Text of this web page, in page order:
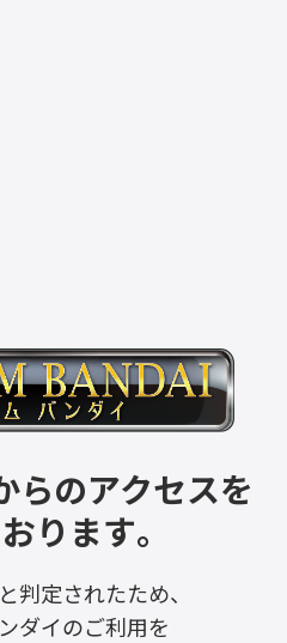
らのアクセスを
ります。
判定されたため、
ダイのご利用を